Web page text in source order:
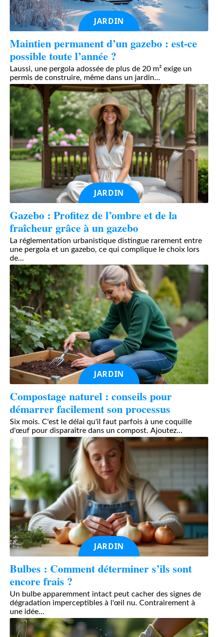
JARDIN
Maintien permanent d’un gazebo : est-ce
possible toute l’année ?
Laussi, une pergola adossée de plus de 20 m² exige un
permis de construire, même dans un jardin…
JARDIN
Gazebo : Profitez de l’ombre et de la
fraîcheur grâce à un gazebo
La réglementation urbanistique distingue rarement entre
une pergola et un gazebo, ce qui complique le choix lors
de…
JARDIN
Compostage naturel : conseils pour
démarrer facilement son processus
Six mois. C'est le délai qu'il faut parfois à une coquille
d'œuf pour disparaître dans un compost. Ajoutez…
JARDIN
Bulbes : Comment déterminer s’ils sont
encore frais ?
Un bulbe apparemment intact peut cacher des signes de
dégradation imperceptibles à l'œil nu. Contrairement à
une idée…